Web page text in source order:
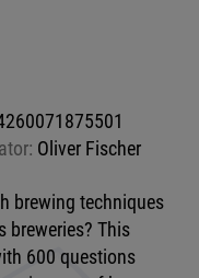
Oliver Fischer
brewing techniques
breweries? This
600 questions